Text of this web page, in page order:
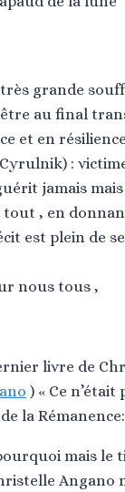
grande
au final
et en
:
jamais
tout , en
est plein de
nous tous ,
livre de
) « Ce n’était
la Rémanence:
mais le
Angano